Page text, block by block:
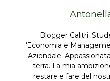
Blogger Calitri.
‘Economia e
Aziendale.
terra. La mia
restare e fare del